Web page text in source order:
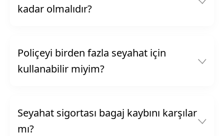
kadar olmalıdır?
Poliçeyi birden fazla seyahat için
kullanabilir miyim?
Seyahat sigortası bagaj kaybını karşılar
mı?